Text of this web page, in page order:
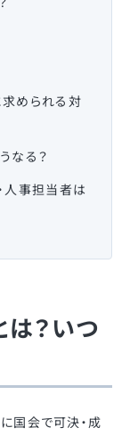
められる対
なる？
人事担当者は
？いつ
国会で可決・成